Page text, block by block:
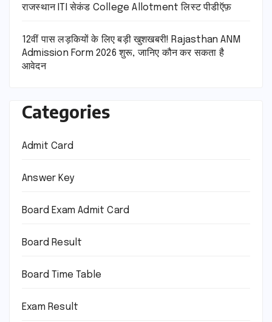
राजस्थान ITI सेकंड College Allotment लिस्ट पीडीऍफ़
12वीं पास लड़कियों के लिए बड़ी खुशखबरी! Rajasthan ANM
Admission Form 2026 शुरू, जानिए कौन कर सकता है
आवेदन
Categories
Admit Card
Answer Key
Board Exam Admit Card
Board Result
Board Time Table
Exam Result